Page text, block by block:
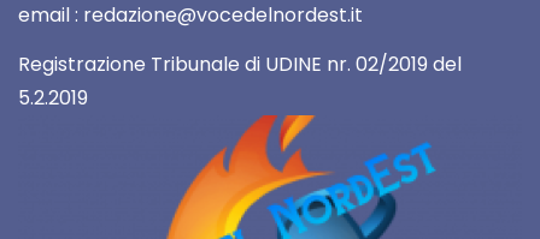
email : redazione@vocedelnordest.it
Registrazione Tribunale di UDINE nr. 02/2019 del
5.2.2019